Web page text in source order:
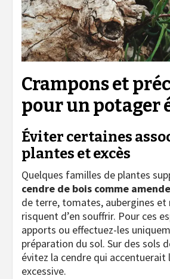
Crampons et
pour un potager
Éviter certaines
plantes et excès
Quelques familles de plantes
cendre de bois comme
de terre, tomates, aubergines et
risquent d’en souffrir. Pour ces
apports ou effectuez-les
préparation du sol. Sur des sols
évitez la cendre qui accentuerait
excessive.